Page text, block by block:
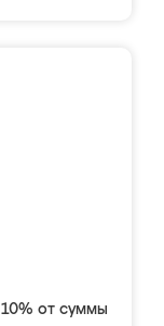
10% от суммы